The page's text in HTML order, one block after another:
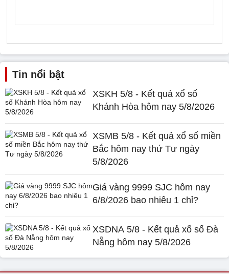
Tin nổi bật
XSKH 5/8 - Kết quả xổ số
Khánh Hòa hôm nay 5/8/2026
XSMB 5/8 - Kết quả xổ số miền
Bắc hôm nay thứ Tư ngày
5/8/2026
Giá vàng 9999 SJC hôm nay
6/8/2026 bao nhiêu 1 chỉ?
XSDNA 5/8 - Kết quả xổ số Đà
Nẵng hôm nay 5/8/2026